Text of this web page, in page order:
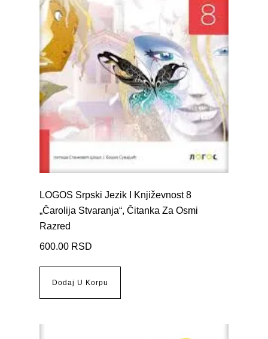
LOGOS Srpski Jezik I Književnost 8
„Čarolija Stvaranja“, Čitanka Za Osmi
Razred
600.00 RSD
Dodaj U Korpu